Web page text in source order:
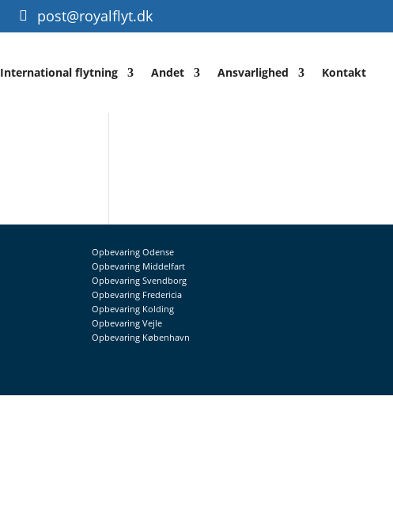
post@royalflyt.dk
International flytning Andet Ansvarlighed Kontakt
Opbevaring Odense
Opbevaring Middelfart
Opbevaring Svendborg
Opbevaring Fredericia
Opbevaring Kolding
Opbevaring Vejle
Opbevaring København